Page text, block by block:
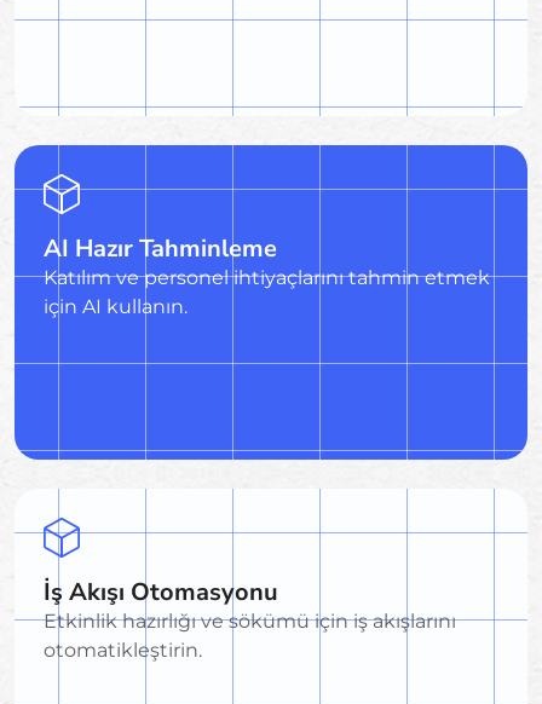
AI Hazır Tahminleme
Katılım ve personel ihtiyaçlarını tahmin etmek
için AI kullanın.
İş Akışı Otomasyonu
Etkinlik hazırlığı ve sökümü için iş akışlarını
otomatikleştirin.